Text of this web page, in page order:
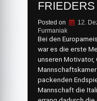
Posted on 12.
Furmaniak
Bei den
war es die erste
unseren Motivator,
packenden
Mannschaft die